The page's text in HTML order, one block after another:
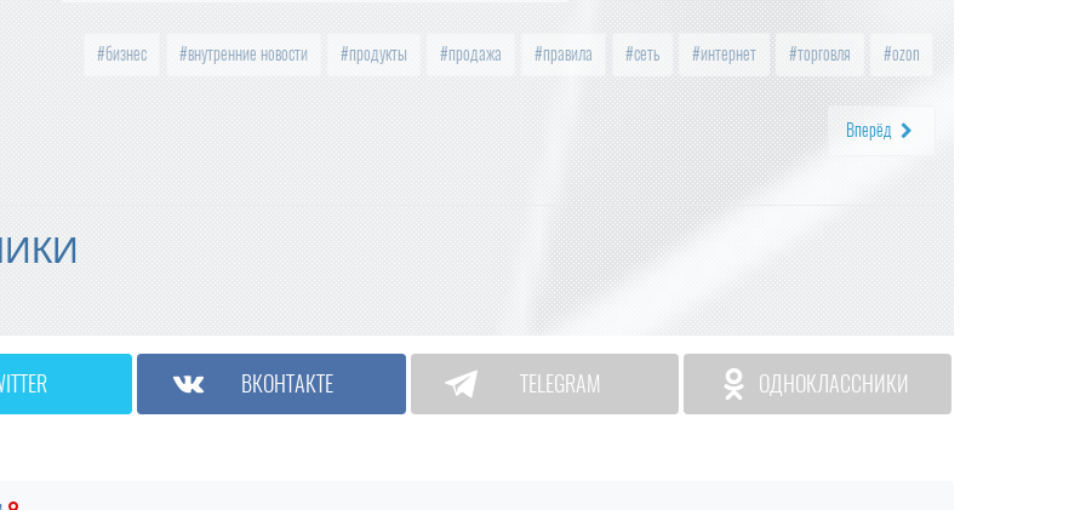
бизнес внутренние новости продукты продажа правила сеть интернет торговля ozon
Вперёд
ВКОНТАКТЕ TELEGRAM ОДНОКЛАССНИКИ